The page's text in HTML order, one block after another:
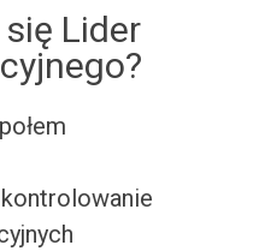
Lider